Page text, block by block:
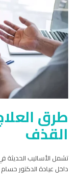
طرق
القذف
تشمل الأساليب الحديثة
داخل عيادة الدكتور